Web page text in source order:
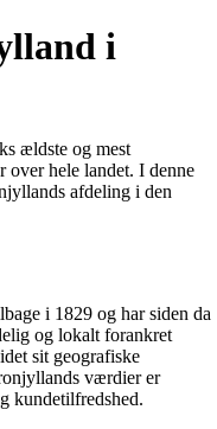
i
ældste og mest
over hele landet. I denne
afdeling i den
i 1829 og har siden da
og lokalt forankret
sit geografiske
værdier er
kundetilfredshed.